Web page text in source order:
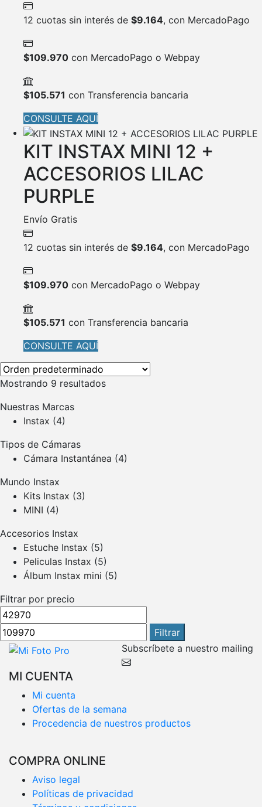
12 cuotas sin interés de $9.164, con MercadoPago
$109.970 con MercadoPago o Webpay
$105.571 con Transferencia bancaria
CONSULTE AQUÍ
KIT INSTAX MINI 12 +
ACCESORIOS LILAC
PURPLE
Envío Gratis
12 cuotas sin interés de $9.164, con MercadoPago
$109.970 con MercadoPago o Webpay
$105.571 con Transferencia bancaria
CONSULTE AQUÍ
Mostrando 9 resultados
Nuestras Marcas
Instax (4)
Tipos de Cámaras
Cámara Instantánea (4)
Mundo Instax
Kits Instax (3)
MINI (4)
Accesorios Instax
Estuche Instax (5)
Peliculas Instax (5)
Álbum Instax mini (5)
Filtrar por precio
Precio
mínimo
máximo
Filtrar
Subscríbete a nuestro mailing
MI CUENTA
Mi cuenta
Ofertas de la semana
Procedencia de nuestros productos
COMPRA ONLINE
Aviso legal
Políticas de privacidad